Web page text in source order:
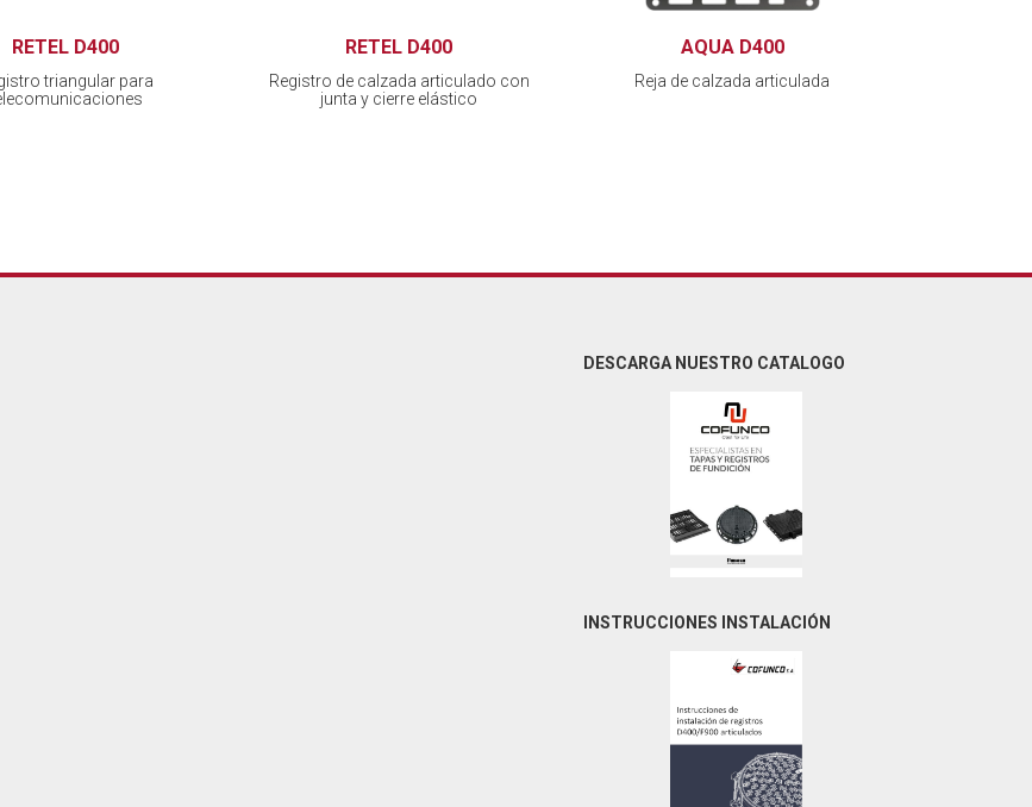
RETEL D400
triangular para
RETEL D400
Registro de calzada articulado con
junta y cierre elástico
AQUA D400
Reja de calzada articulada
DESCARGA NUESTRO CATALOGO
INSTRUCCIONES INSTALACIÓN